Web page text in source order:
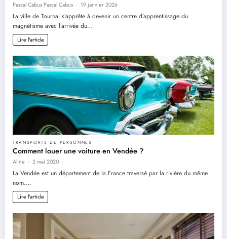
Pascal Cabus Pascal Cabus 19 janvier 2026
La ville de Tournai s’apprête à devenir un centre d’apprentissage du
magnétisme avec l’arrivée du…
Lire l'article
TRANSPORTS DE PERSONNES
Comment louer une voiture en Vendée ?
Aline 2 mai 2020
La Vendée est un département de la France traversé par la rivière du même
nom.…
Lire l'article